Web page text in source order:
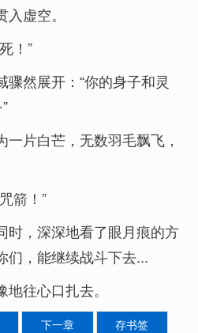
虚空。
！”
骤然展开：“你的身子和灵
片白芒，无数羽毛飘飞，
箭！”
时，深深地看了眼月痕的方
们，能继续战斗下去...
往心口扎去。
下一章 存书签